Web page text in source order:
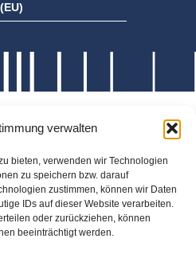
verwalten
bieten, verwenden wir Technologien
zu speichern bzw. darauf
zustimmen, können wir Daten
IDs auf dieser Website verarbeiten.
oder zurückziehen, können
beeinträchtigt werden.